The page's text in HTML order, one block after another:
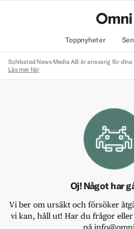
Toppnyheter
Schibsted News Media AB är ansvarig för
Läs mer här
Oj! Något har
Vi ber om ursäkt och försöker
vi kan, håll ut! Har du frågor